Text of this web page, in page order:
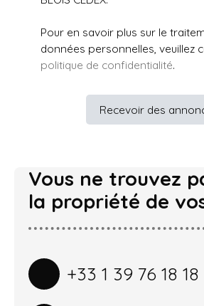
Pour en savoir plus sur le
données personnelles, veuillez
politique de confidentialité.
Recevoir des
Vous ne trouvez
la propriété de
+33 1 39 76 18 18